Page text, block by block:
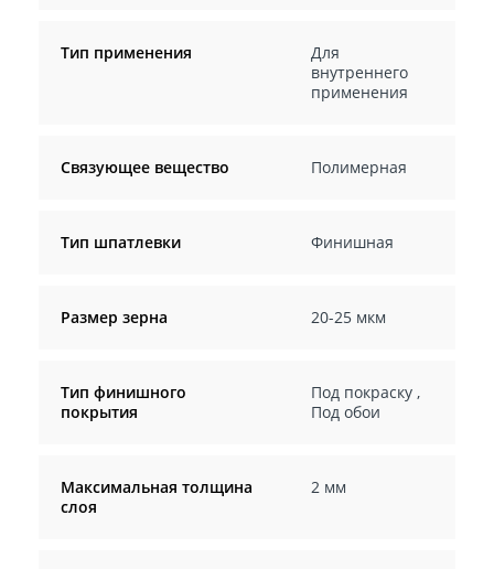
Тип применения
Для
внутреннего
применения
Связующее вещество Полимерная
Тип шпатлевки Финишная
Размер зерна 20-25 мкм
Тип финишного
покрытия
Под покраску,
Под обои
Максимальная толщина
слоя
2 мм